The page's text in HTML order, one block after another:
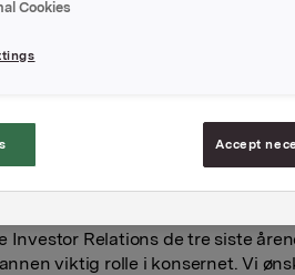
har vært ansatt i Orkla siden
group strategic advisory team i
for at Thomas har takket ja til å
gjennom sin erfaring fra ulike
finansmarkedet. Samtidig vil vi
Investor Relations de tre siste
viktig rolle i konsernet. Vi
Cookies
Accept